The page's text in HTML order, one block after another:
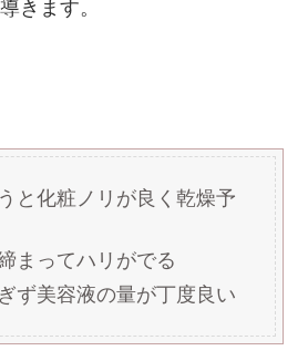
きます。
と化粧ノリが良く乾燥予
まってハリがでる
ず美容液の量が丁度良い